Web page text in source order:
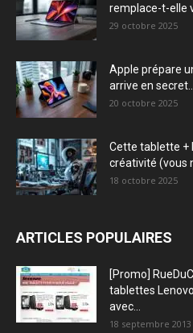
remplace-t-elle
29 octobre 2025
Apple prépare
arrive en
20 octobre 2025
Cette tablette +
créativité (vous
18 octobre 2025
ARTICLES POPULAIRES
[Promo]
tablettes
avec...
18 septembre 2013